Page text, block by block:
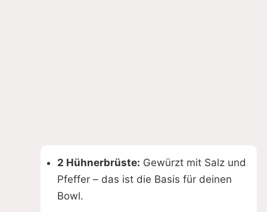
2 Hühnerbrüste: Gewürzt mit Salz und
Pfeffer – das ist die Basis für deinen
Bowl.